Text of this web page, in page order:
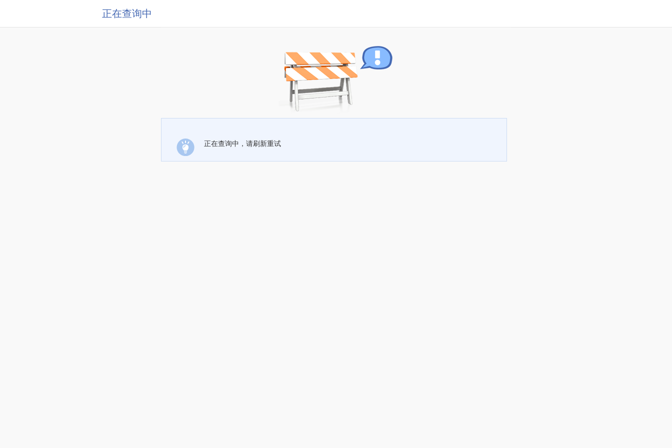
正在查询中
正在查询中，请刷新重试